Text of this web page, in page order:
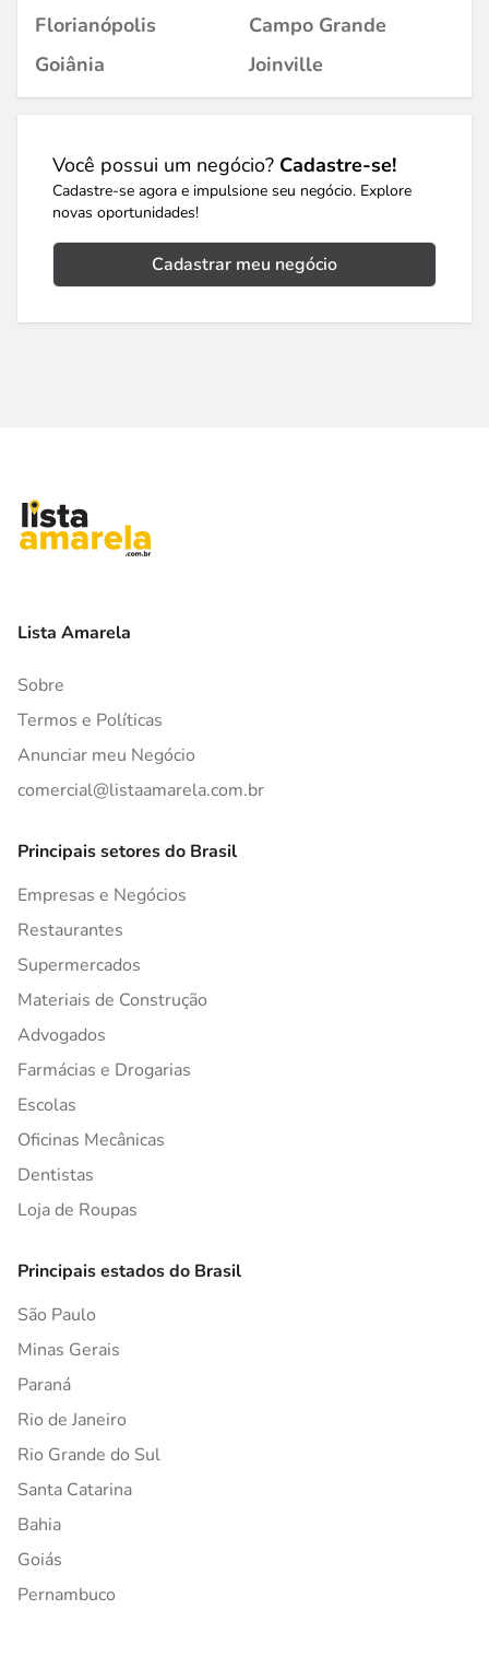
Florianópolis
Campo Grande
Goiânia
Joinville
Você possui um negócio? Cadastre-se!
Cadastre-se agora e impulsione seu negócio. Explore
novas oportunidades!
Cadastrar meu negócio
Lista Amarela
Sobre
Termos e Políticas
Anunciar meu Negócio
comercial@listaamarela.com.br
Principais setores do Brasil
Empresas e Negócios
Restaurantes
Supermercados
Materiais de Construção
Advogados
Farmácias e Drogarias
Escolas
Oficinas Mecânicas
Dentistas
Loja de Roupas
Principais estados do Brasil
São Paulo
Minas Gerais
Paraná
Rio de Janeiro
Rio Grande do Sul
Santa Catarina
Bahia
Goiás
Pernambuco